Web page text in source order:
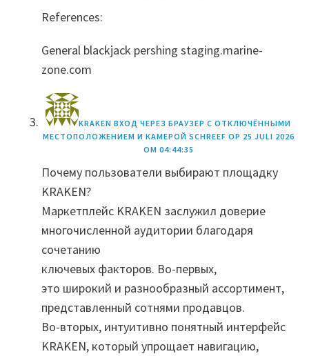
References:
General blackjack pershing staging.marine-
zone.com
KRAKEN ВХОД ЧЕРЕЗ БРАУЗЕР С ОТКЛЮЧЁННЫМИ
МЕСТОПОЛОЖЕНИЕМ И КАМЕРОЙ SCHREEF OP 25 JULI 2026
OM 04:44:35
Почему пользователи выбирают площадку
KRAKEN?
Маркетплейс KRAKEN заслужил доверие
многочисленной аудитории благодаря
сочетанию
ключевых факторов. Во-первых,
это широкий и разнообразный ассортимент,
представленный сотнями продавцов.
Во-вторых, интуитивно понятный интерфейс
KRAKEN, который упрощает навигацию,